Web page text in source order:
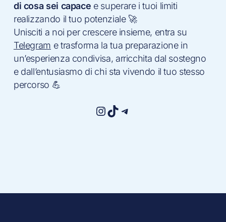
di cosa sei capace e superare i tuoi limiti
realizzando il tuo potenziale 🚀
Unisciti a noi per crescere insieme, entra su
Telegram e trasforma la tua preparazione in
un’esperienza condivisa, arricchita dal sostegno
e dall’entusiasmo di chi sta vivendo il tuo stesso
percorso 💪
Instagram
TikTok
Telegram